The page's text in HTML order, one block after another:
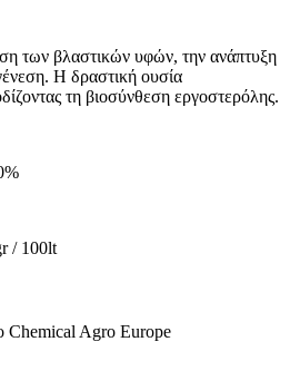
των βλαστικών υφών, την ανάπτυξη
Η δραστική ουσία
τη βιοσύνθεση εργοστερόλης.
/ 100lt
Chemical Agro Europe